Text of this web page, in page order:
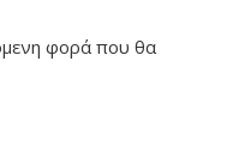
φορά που θα